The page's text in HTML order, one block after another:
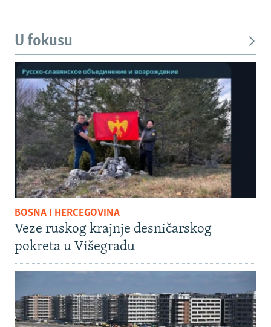
U fokusu
BOSNA I HERCEGOVINA
Veze ruskog krajnje desničarskog
pokreta u Višegradu